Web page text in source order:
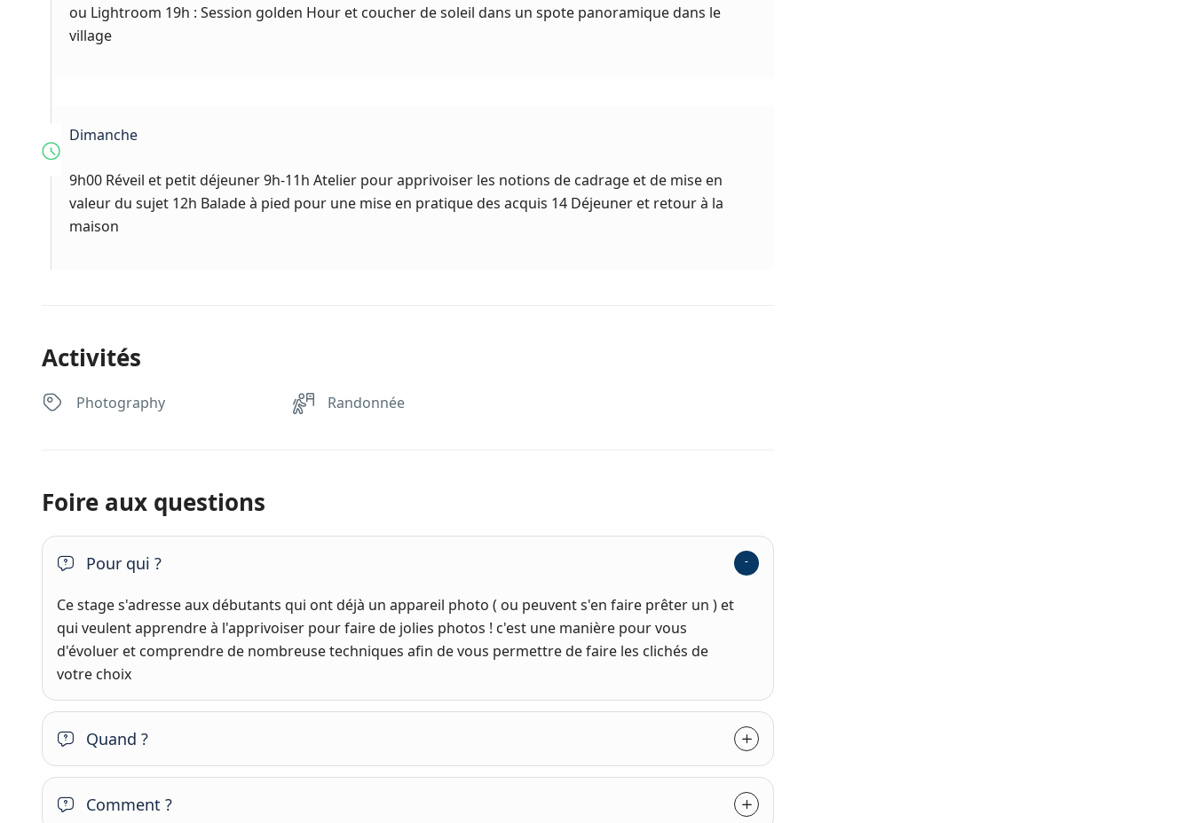
ou Lightroom 19h : Session golden Hour et coucher de soleil dans un spote panoramique dans le
village
Dimanche
9h00 Réveil et petit déjeuner 9h-11h Atelier pour apprivoiser les notions de cadrage et de mise en
valeur du sujet 12h Balade à pied pour une mise en pratique des acquis 14 Déjeuner et retour à la
maison
Activités
Photography Randonnée
Foire aux questions
Pour qui ?
Ce stage s'adresse aux débutants qui ont déjà un appareil photo ( ou peuvent s'en faire prêter un ) et
qui veulent apprendre à l'apprivoiser pour faire de jolies photos ! c'est une manière pour vous
d'évoluer et comprendre de nombreuse techniques afin de vous permettre de faire les clichés de
votre choix
Quand ?
Comment ?